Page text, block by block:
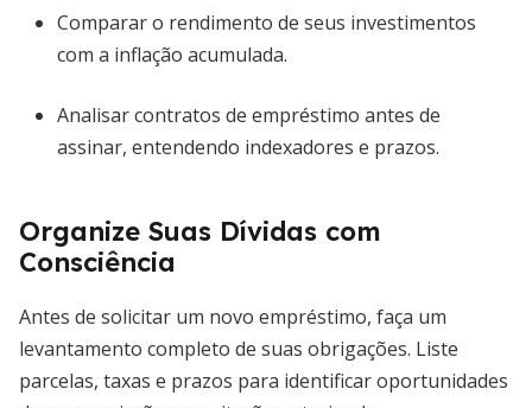
Comparar o rendimento de seus investimentos
com a inflação acumulada.
Analisar contratos de empréstimo antes de
assinar, entendendo indexadores e prazos.
Organize Suas Dívidas com
Consciência
Antes de solicitar um novo empréstimo, faça um
levantamento completo de suas obrigações. Liste
parcelas, taxas e prazos para identificar oportunidades